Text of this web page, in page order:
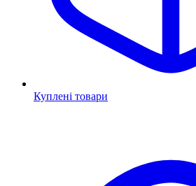
Куплені товари